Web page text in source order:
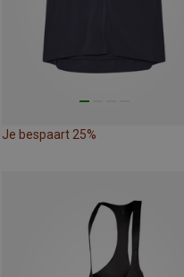
Je bespaart 25%